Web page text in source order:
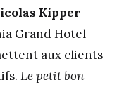
Kipper –
Grand Hotel
aux clients
Le petit bon